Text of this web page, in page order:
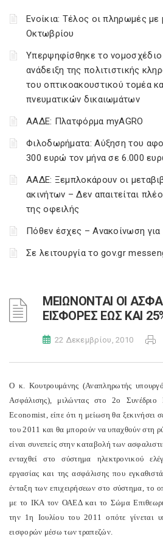
Ενοίκια: Τέλος οι πληρωμές με
Οκτωβρίου
Υπερψηφίσθηκε το νομοσχέδιο
ανάδειξη της πολιτιστικής
του οπτικοακουστικού τομέα
πνευματικών δικαιωμάτων
ΑΑΔΕ: Πλατφόρμα myAGRO
Φιλοδωρήματα: Αύξηση του
300 ευρώ τον μήνα σε 6.000
ΑΑΔΕ: Ξεμπλοκάρουν οι
ακινήτων – Δεν απαιτείται
της οφειλής
Πόθεν έσχες – Ανακοίνωση
Σε λειτουργία το gov.gr
ΜΕΙΩΝΟΝΤΑΙ ΟΙ
ΕΙΣΦΟΡΕΣ ΕΩΣ ΚΑΙ
22 Δεκεμβρίου, 2010
Ο κ. Κουτρουμάνης (Αναπληρωτής
Ασφάλισης), μιλώντας στο 2ο Συνέδριο
Economist, είπε ότι η μείωση θα
του 2011 και θα μπορούν να υπαχθούν στη
είναι συνεπείς στην καταβολή των
ενταχθεί στο σύστημα ηλεκτρονικού
εργασίας και της ασφάλισης που
ένταξη των επιχειρήσεων στο σύστημα, το
με το ΙΚΑ τον ΟΑΕΔ και το Σώμα
την 1η Ιουλίου του 2011 οπότε γίνεται
εισφορών μέσω των τραπεζών.